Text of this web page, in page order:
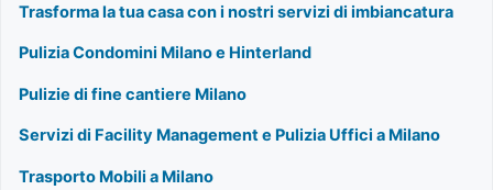
Trasforma la tua casa con i nostri servizi di imbiancatura
Pulizia Condomini Milano e Hinterland
Pulizie di fine cantiere Milano
Servizi di Facility Management e Pulizia Uffici a Milano
Trasporto Mobili a Milano